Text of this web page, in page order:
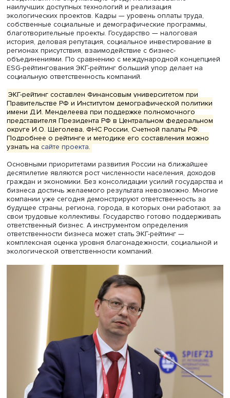
ЭКГ-рейтинг позволяет получить комплексную оценку
компаний, определить уровень их благонадежности,
социальной и экологической ответственности.
ЭКГ — это экология, кадры, государство. Экология —
воздействия на окружающую среду, использование
наилучших доступных технологий и реализация
собственные социальные и демографические
благотворительные проекты. Государство — налоговая
история, деловая репутация, социальное
регионах присутствия, взаимодействие с бизнес-
объединениями. По сравнению с международной
ESG-рейтингования ЭКГ-рейтинг больший упор делает
социальную ответственность компаний.
ЭКГ-рейтинг составлен Финансовым университетом при
Правительстве РФ и Институтом демографической
имени Д.И. Менделеева при поддержке полномочного
представителя Президента РФ в Центральном
округе И.О. Щеголева, ФНС России, Счетной палаты РФ.
Подробнее о рейтинге и методике его составления
узнать насайте проекта.
Основными приоритетами развития России на
десятилетие являются рост численности населения,
граждан и экономики. Без консолидации усилий
бизнеса достичь желаемого результата невозможно.
компании уже сегодня демонстрируют ответственность
будущее страны, региона, города, в которых они
свои трудовые коллективы. Государство готово
ответственный бизнес. А инструментом определения
ответственности бизнеса может стать ЭКГ-рейтинг —
комплексная оценка уровня благонадежности,
экологической ответственности компаний.